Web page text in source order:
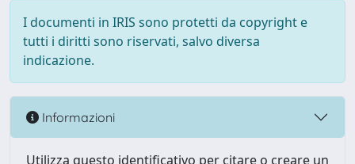
I documenti in IRIS sono protetti da copyright e
tutti i diritti sono riservati, salvo diversa
indicazione.
Informazioni
Utilizza questo identificativo per citare o creare un